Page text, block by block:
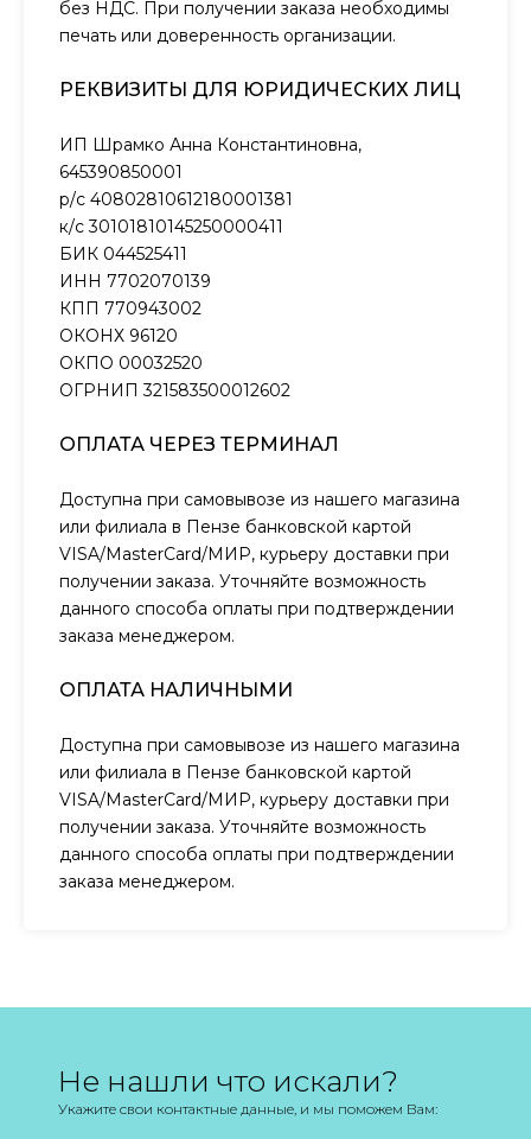
без НДС. При получении заказа необходимы
печать или доверенность организации.
РЕКВИЗИТЫ ДЛЯ ЮРИДИЧЕСКИХ ЛИЦ
ИП Шрамко Анна Константиновна,
645390850001
р/с 40802810612180001381
к/с 30101810145250000411
БИК 044525411
ИНН 7702070139
КПП 770943002
ОКОНХ 96120
ОКПО 00032520
ОГРНИП 321583500012602
ОПЛАТА ЧЕРЕЗ ТЕРМИНАЛ
Доступна при самовывозе из нашего магазина
или филиала в Пензе банковской картой
VISA/MasterCard/МИР, курьеру доставки при
получении заказа. Уточняйте возможность
данного способа оплаты при подтверждении
заказа менеджером.
ОПЛАТА НАЛИЧНЫМИ
Доступна при самовывозе из нашего магазина
или филиала в Пензе банковской картой
VISA/MasterCard/МИР, курьеру доставки при
получении заказа. Уточняйте возможность
данного способа оплаты при подтверждении
заказа менеджером.
Не нашли что искали?
Укажите свои контактные данные, и мы поможем Вам: